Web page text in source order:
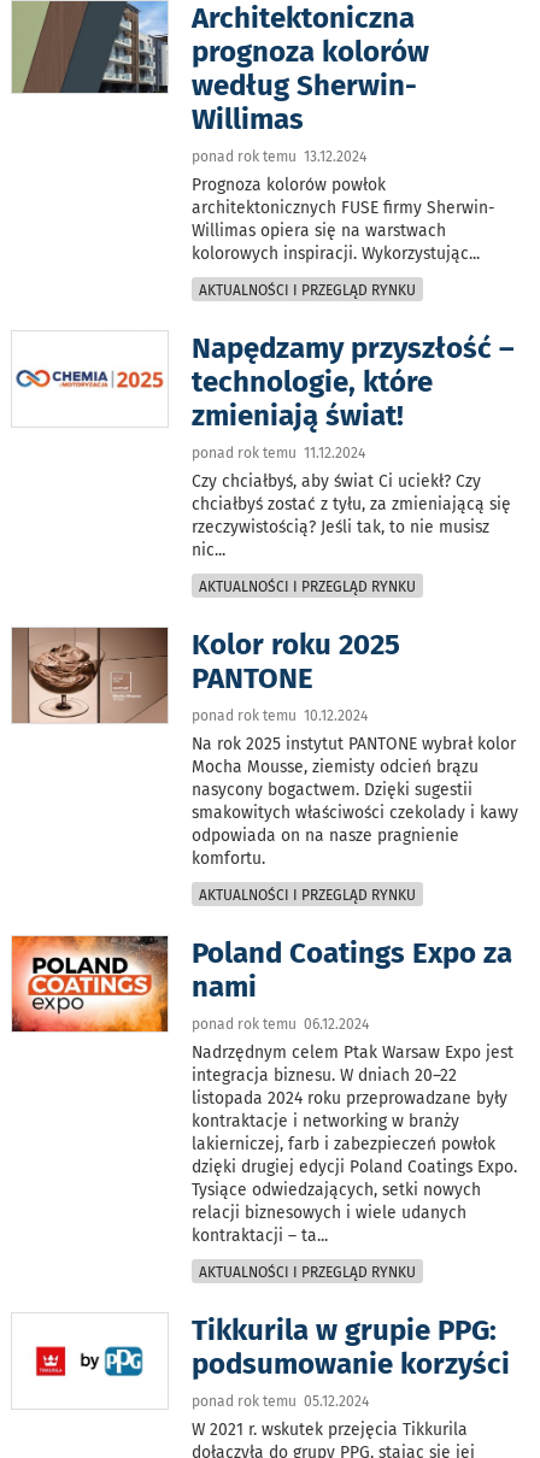
Architektoniczna
prognoza kolorów
według Sherwin-
Willimas
ponad rok temu 13.12.2024
Prognoza kolorów powłok
architektonicznych FUSE firmy Sherwin-
Willimas opiera się na warstwach
kolorowych inspiracji. Wykorzystując...
AKTUALNOŚCI I PRZEGLĄD RYNKU
Napędzamy przyszłość –
technologie, które
zmieniają świat!
ponad rok temu 11.12.2024
Czy chciałbyś, aby świat Ci uciekł? Czy
chciałbyś zostać z tyłu, za zmieniającą się
rzeczywistością? Jeśli tak, to nie musisz
nic...
AKTUALNOŚCI I PRZEGLĄD RYNKU
Kolor roku 2025
PANTONE
ponad rok temu 10.12.2024
Na rok 2025 instytut PANTONE wybrał kolor
Mocha Mousse, ziemisty odcień brązu
nasycony bogactwem. Dzięki sugestii
smakowitych właściwości czekolady i kawy
odpowiada on na nasze pragnienie
komfortu.
AKTUALNOŚCI I PRZEGLĄD RYNKU
Poland Coatings Expo za
nami
ponad rok temu 06.12.2024
Nadrzędnym celem Ptak Warsaw Expo jest
integracja biznesu. W dniach 20–22
listopada 2024 roku przeprowadzane były
kontraktacje i networking w branży
lakierniczej, farb i zabezpieczeń powłok
dzięki drugiej edycji Poland Coatings Expo.
Tysiące odwiedzających, setki nowych
relacji biznesowych i wiele udanych
kontraktacji – ta...
AKTUALNOŚCI I PRZEGLĄD RYNKU
Tikkurila w grupie PPG:
podsumowanie korzyści
ponad rok temu 05.12.2024
W 2021 r. wskutek przejęcia Tikkurila
dołączyła do grupy PPG, stając się jej